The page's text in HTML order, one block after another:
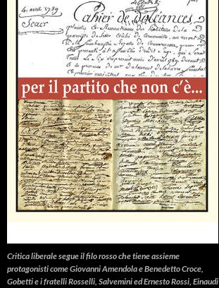
Critica liberalesegue il filo rosso che tiene assieme
protagonisti come Giovanni Amendola e Benedetto Croce,
Gobetti e i fratelli Rosselli, Salvemini ed Ernesto Rossi, Einaudi